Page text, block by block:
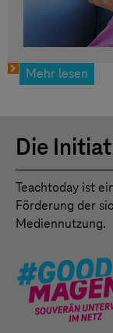
Mehr lesen
Die
Teachtoday ist
Förderung der
Mediennutzung.